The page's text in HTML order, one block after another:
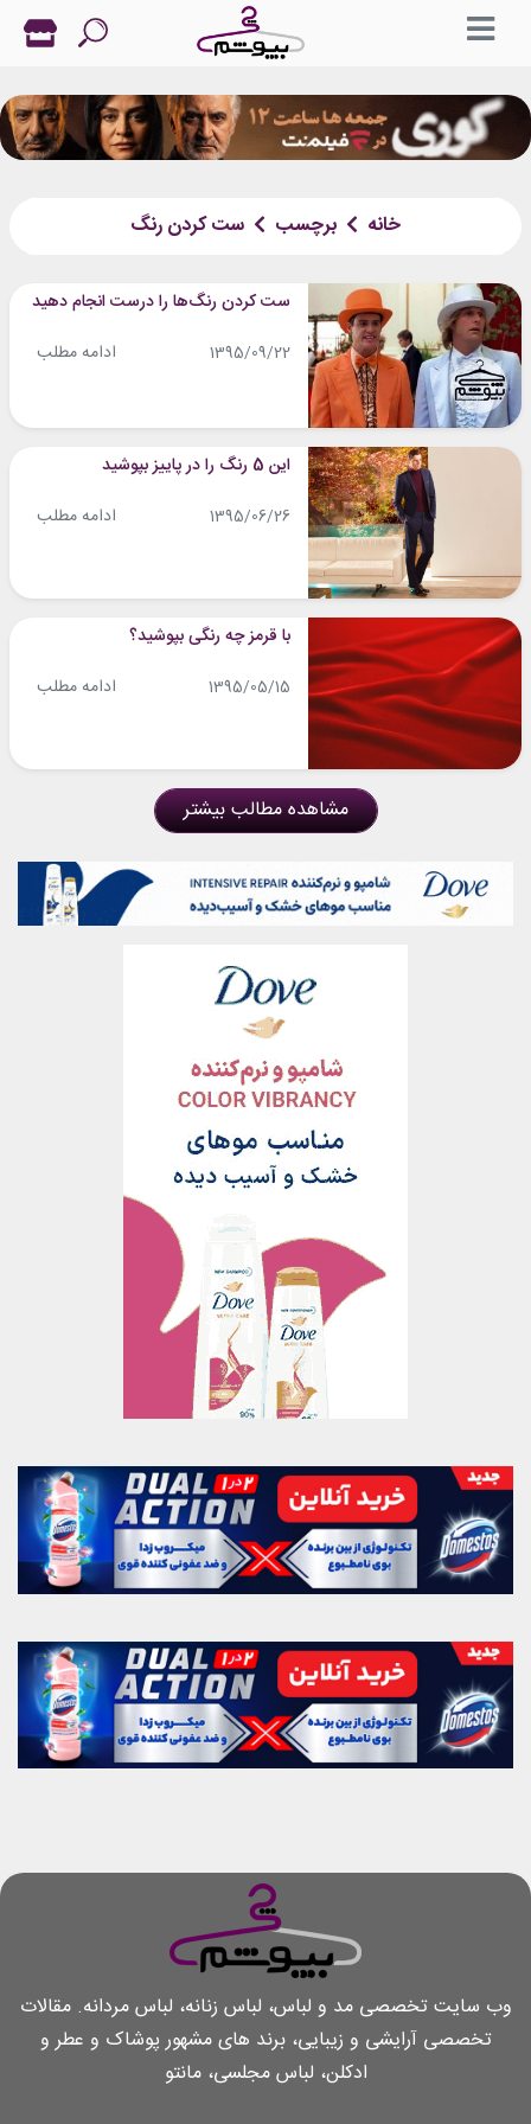
خانه برچسب ست کردن رنگ
ست کردن رنگ‌ها را درست انجام دهید
1395/09/22 ادامه مطلب
این 5 رنگ را در پاییز بپوشید
1395/06/26 ادامه مطلب
با قرمز چه رنگی بپوشید؟
1395/05/15 ادامه مطلب
مشاهده مطالب بیشتر
وب سایت تخصصی مد و لباس، لباس زنانه، لباس مردانه. مقالات
تخصصی آرایشی و زیبایی، برند های مشهور پوشاک و عطر و
ادکلن، لباس مجلسی، مانتو